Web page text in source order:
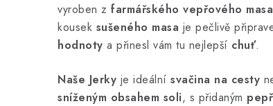
vyroben z farmářského vepřového masa
kousek sušeného masa je pečlivě
hodnoty a přinesl vám tu nejlepší chuť.
Naše Jerky je ideální svačina na cesty
sníženým obsahem soli, s přidaným